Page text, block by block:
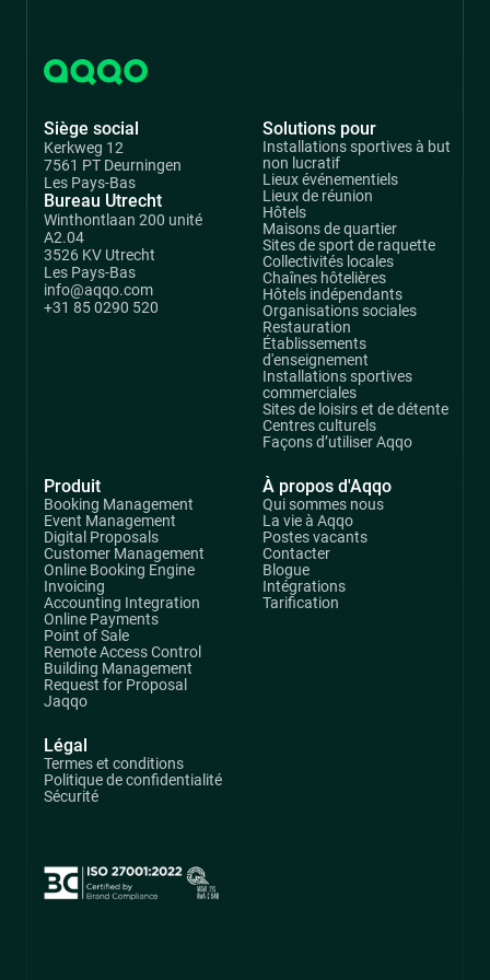
Siège social
Kerkweg 12
7561 PT Deurningen
Les Pays-Bas
Bureau Utrecht
Winthontlaan 200 unité
A2.04
3526 KV Utrecht
Les Pays-Bas
info@aqqo.com
+31 85 0290 520
Produit
Booking Management
Event Management
Digital Proposals
Customer Management
Online Booking Engine
Invoicing
Accounting Integration
Online Payments
Point of Sale
Remote Access Control
Building Management
Request for Proposal
Jaqqo
Solutions pour
Installations sportives à but
non lucratif
Lieux événementiels
Lieux de réunion
Hôtels
Maisons de quartier
Sites de sport de raquette
Collectivités locales
Chaînes hôtelières
Hôtels indépendants
Organisations sociales
Restauration
Établissements
d'enseignement
Installations sportives
commerciales
Sites de loisirs et de détente
Centres culturels
Façons d’utiliser Aqqo
À propos d'Aqqo
Qui sommes nous
La vie à Aqqo
Postes vacants
Contacter
Blogue
Intégrations
Tarification
Légal
Termes et conditions
Politique de confidentialité
Sécurité